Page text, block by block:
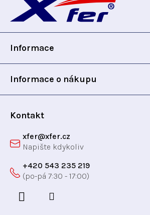
p
Informace
Informace o nákupu
Kontakt
xfer@xfer.cz
+420 543 235 219